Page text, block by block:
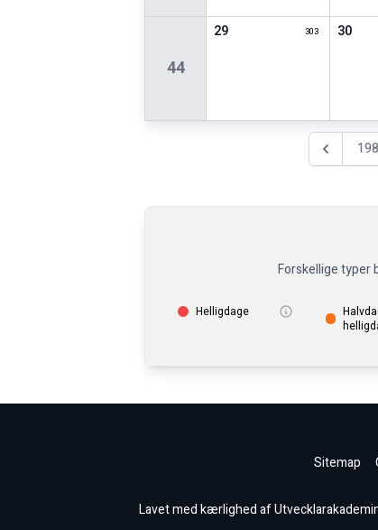
44
29 303 30
Forskellige typer
Helligdage
Sitemap
Lavet med kærlighed af